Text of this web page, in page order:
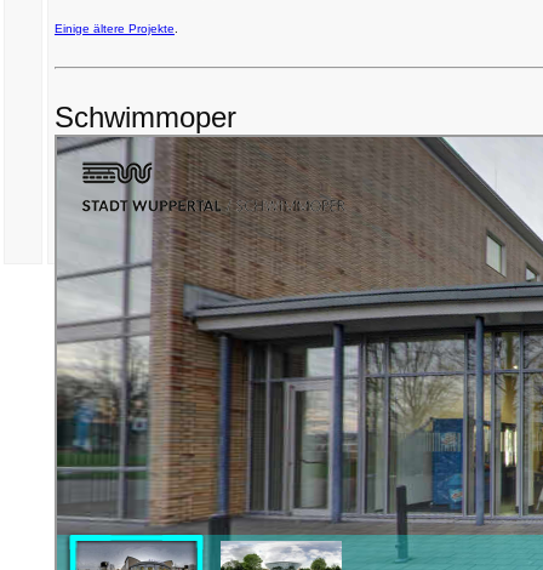
Einige ältere Projekte
Schwimmoper